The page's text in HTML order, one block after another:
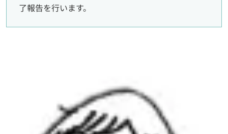
了報告を行います。